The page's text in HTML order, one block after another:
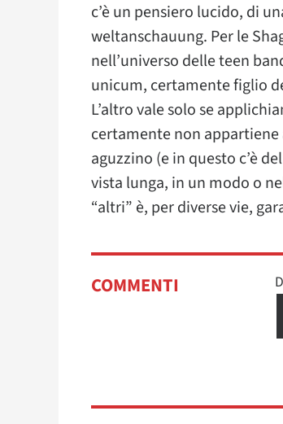
c’è un pensiero lucido, di
weltanschauung. Per le
nell’universo delle teen
unicum, certamente figlio
L’altro vale solo se
certamente non
aguzzino (e in questo c’è
vista lunga, in un modo o
“altri” è, per diverse vie,
COMMENTI